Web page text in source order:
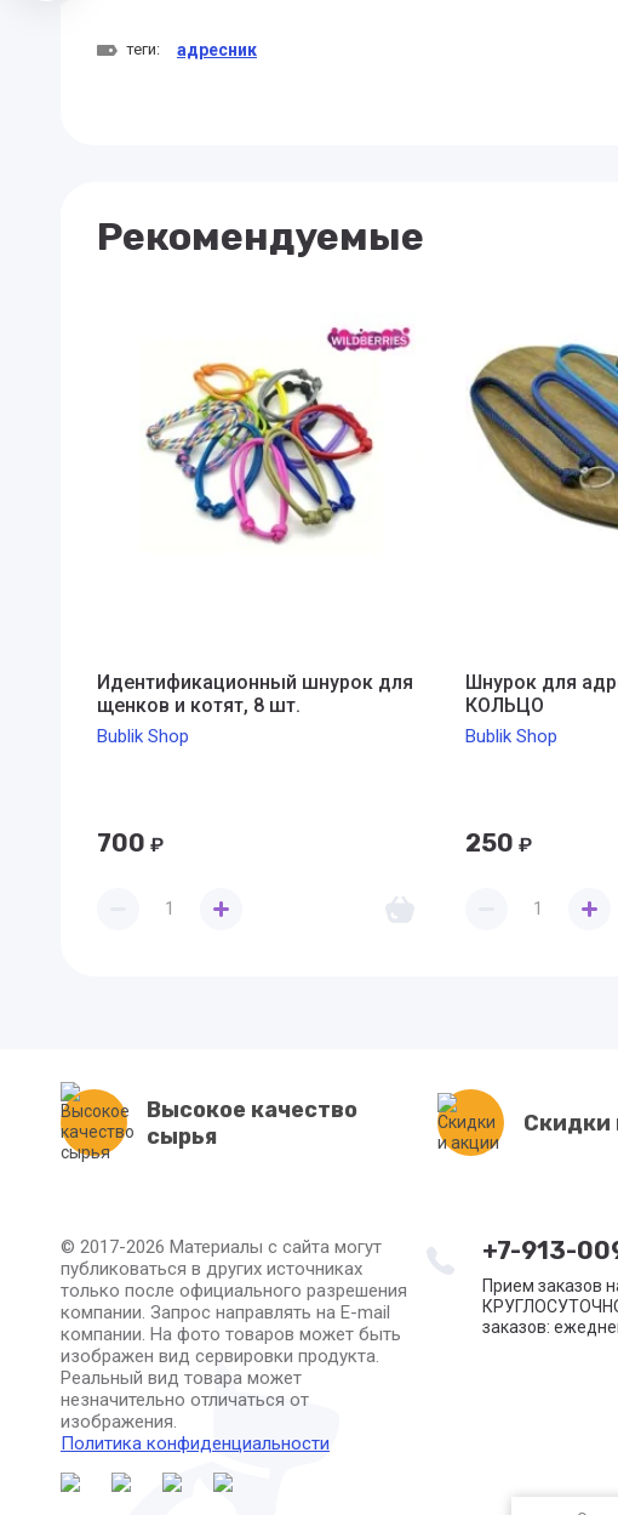
теги: адресник
Рекомендуемые
Идентификационный шнурок для
щенков и котят, 8 шт.
Bublik Shop
700 ₽
Шнурок для
КОЛЬЦО
Bublik Shop
250 ₽
Высокое качество
сырья
Скидки
© 2017-2026 Материалы с сайта могут
публиковаться в других источниках
только после официального разрешения
компании. Запрос направлять на E-mail
компании. На фото товаров может быть
изображен вид сервировки продукта.
Реальный вид товара может
незначительно отличаться от
изображения.
Политика конфиденциальности
+7-913-
Прием заказов
заказов: